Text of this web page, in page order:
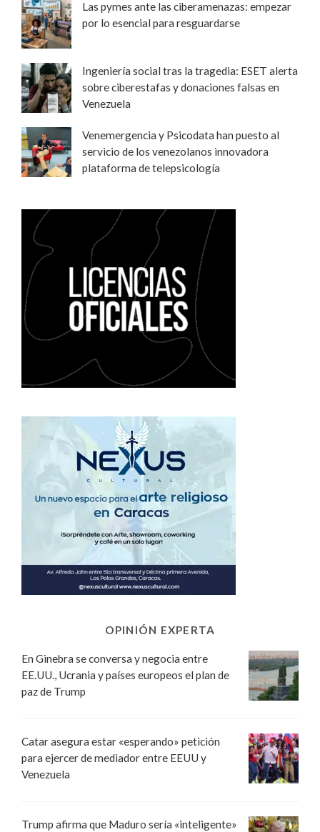
Las pymes ante las ciberamenazas: empezar
por lo esencial para resguardarse
Ingeniería social tras la tragedia: ESET alerta
sobre ciberestafas y donaciones falsas en
Venezuela
Venemergencia y Psicodata han puesto al
servicio de los venezolanos innovadora
plataforma de telepsicología
OPINIÓN EXPERTA
En Ginebra se conversa y negocia entre
EE.UU., Ucrania y países europeos el plan de
paz de Trump
Catar asegura estar «esperando» petición
para ejercer de mediador entre EEUU y
Venezuela
Trump afirma que Maduro sería «inteligente»